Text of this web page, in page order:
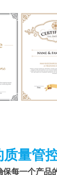
质量管
保每一个产品